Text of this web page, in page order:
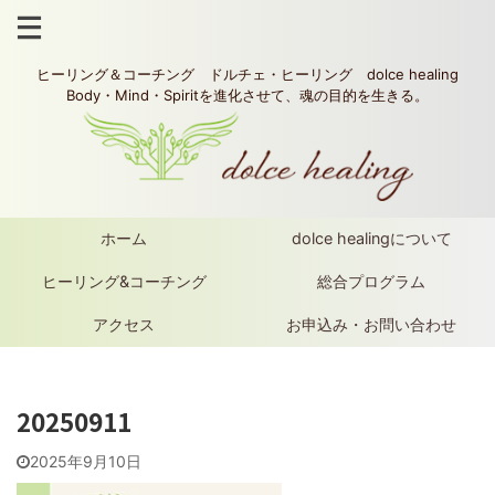
ヒーリング＆コーチング ドルチェ・ヒーリング dolce healing
Body・Mind・Spiritを進化させて、魂の目的を生きる。
ホーム dolce healingについて
ヒーリング&コーチング 総合プログラム
アクセス お申込み・お問い合わせ
20250911
2025年9月10日